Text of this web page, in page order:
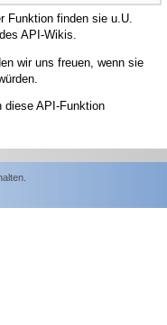
Funktion finden sie u.U.
des API-Wikis.
wir uns freuen, wenn sie
diese API-Funktion